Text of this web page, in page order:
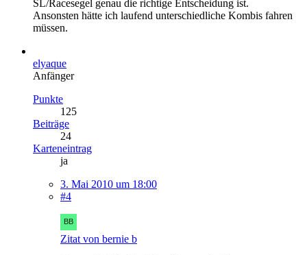
SL/Racesegel genau die richtige Entscheidung ist.
Ansonsten hätte ich laufend unterschiedliche Kombis fahren
müssen.
elyaque
Anfänger
Punkte
125
Beiträge
24
Karteneintrag
ja
3. Mai 2010 um 18:00
#4
Zitat von bernie b